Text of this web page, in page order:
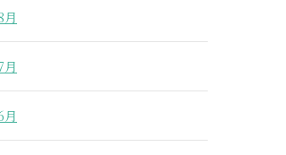
月
月
月